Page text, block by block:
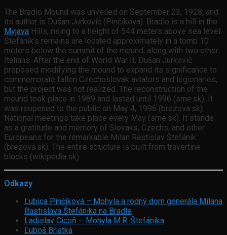
The Bradlo Mound was unveiled on September 23, 1928, and
its author is Dušan Jurkovič (Pinčíková). Bradlo is a hill in the
Myjava Hills, rising to a height of 544 meters above sea level.
Štefánik’s remains are located approximately in a tomb 10
meters below the summit of the mound, along with two other
Italians. After the end of World War II, Dušan Jurkovič
proposed modifying the mound to expand its significance to
commemorate fallen Czechoslovak aviators and legionaries,
but the project was not realized. The reconstruction of the
mound took place in 1989 and lasted until 1996 (sme.sk). It
was reopened to the public on May 4, 1996 (brezova.sk).
National meetings take place every May (sme.sk). It stands
as a gratitude and memory of Slovaks, Czechs, and other
Europeans for the remarkable Milan Rastislav Štefánik
(brezova.sk). The entire structure is built from travertine
blocks (wikipedia.sk).
Odkazy
Ľubica Pinčíková – Mohyla a rodný dom generála Milana
Rastislava Štefánika na Bradle
Ladislav Cicoň – Mohyla M.R. Štefánika
Ľuboš Briatka